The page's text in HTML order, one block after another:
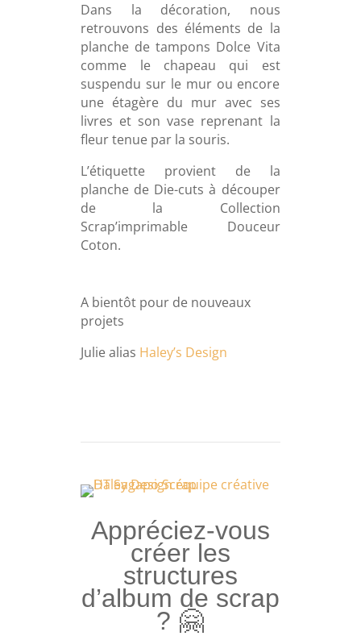
Dans la décoration, nous
retrouvons des éléments de la
planche de tampons Dolce Vita
comme le chapeau qui est
suspendu sur le mur ou encore
une étagère du mur avec ses
livres et son vase reprenant la
fleur tenue par la souris.
L’étiquette provient de la
planche de Die-cuts à découper
de la Collection
Scrap’imprimable Douceur
Coton.
A bientôt pour de nouveaux
projets
Julie alias Haley’s Design
Appréciez-vous
créer les
structures
d’album de scrap
? 🤗